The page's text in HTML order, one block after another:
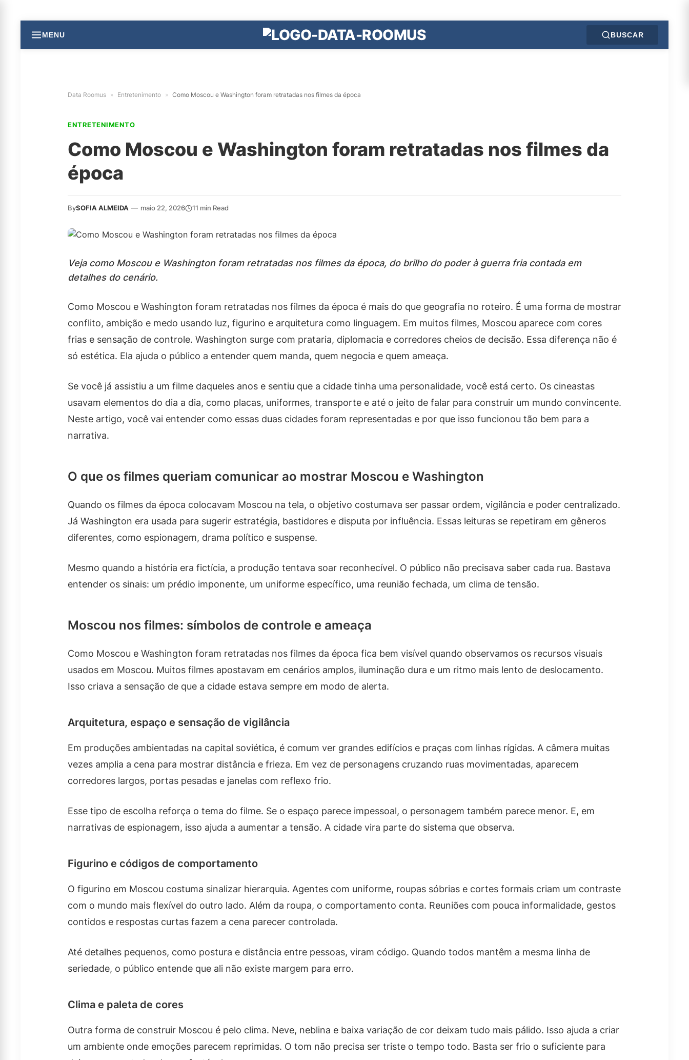
MENU BUSCAR
Data Roomus » Entretenimento » Como Moscou e Washington foram retratadas nos filmes da época
ENTRETENIMENTO
Como Moscou e Washington foram retratadas nos filmes da
época
BySOFIA ALMEIDA — maio 22, 2026 11 min Read
Veja como Moscou e Washington foram retratadas nos filmes da época, do brilho do poder à guerra fria contada em
detalhes do cenário.
Como Moscou e Washington foram retratadas nos filmes da época é mais do que geografia no roteiro. É uma forma de mostrar
conflito, ambição e medo usando luz, figurino e arquitetura como linguagem. Em muitos filmes, Moscou aparece com cores
frias e sensação de controle. Washington surge com prataria, diplomacia e corredores cheios de decisão. Essa diferença não é
só estética. Ela ajuda o público a entender quem manda, quem negocia e quem ameaça.
Se você já assistiu a um filme daqueles anos e sentiu que a cidade tinha uma personalidade, você está certo. Os cineastas
usavam elementos do dia a dia, como placas, uniformes, transporte e até o jeito de falar para construir um mundo convincente.
Neste artigo, você vai entender como essas duas cidades foram representadas e por que isso funcionou tão bem para a
narrativa.
O que os filmes queriam comunicar ao mostrar Moscou e Washington
Quando os filmes da época colocavam Moscou na tela, o objetivo costumava ser passar ordem, vigilância e poder centralizado.
Já Washington era usada para sugerir estratégia, bastidores e disputa por influência. Essas leituras se repetiram em gêneros
diferentes, como espionagem, drama político e suspense.
Mesmo quando a história era fictícia, a produção tentava soar reconhecível. O público não precisava saber cada rua. Bastava
entender os sinais: um prédio imponente, um uniforme específico, uma reunião fechada, um clima de tensão.
Moscou nos filmes: símbolos de controle e ameaça
Como Moscou e Washington foram retratadas nos filmes da época fica bem visível quando observamos os recursos visuais
usados em Moscou. Muitos filmes apostavam em cenários amplos, iluminação dura e um ritmo mais lento de deslocamento.
Isso criava a sensação de que a cidade estava sempre em modo de alerta.
Arquitetura, espaço e sensação de vigilância
Em produções ambientadas na capital soviética, é comum ver grandes edifícios e praças com linhas rígidas. A câmera muitas
vezes amplia a cena para mostrar distância e frieza. Em vez de personagens cruzando ruas movimentadas, aparecem
corredores largos, portas pesadas e janelas com reflexo frio.
Esse tipo de escolha reforça o tema do filme. Se o espaço parece impessoal, o personagem também parece menor. E, em
narrativas de espionagem, isso ajuda a aumentar a tensão. A cidade vira parte do sistema que observa.
Figurino e códigos de comportamento
O figurino em Moscou costuma sinalizar hierarquia. Agentes com uniforme, roupas sóbrias e cortes formais criam um contraste
com o mundo mais flexível do outro lado. Além da roupa, o comportamento conta. Reuniões com pouca informalidade, gestos
contidos e respostas curtas fazem a cena parecer controlada.
Até detalhes pequenos, como postura e distância entre pessoas, viram código. Quando todos mantêm a mesma linha de
seriedade, o público entende que ali não existe margem para erro.
Clima e paleta de cores
Outra forma de construir Moscou é pelo clima. Neve, neblina e baixa variação de cor deixam tudo mais pálido. Isso ajuda a criar
um ambiente onde emoções parecem reprimidas. O tom não precisa ser triste o tempo todo. Basta ser frio o suficiente para